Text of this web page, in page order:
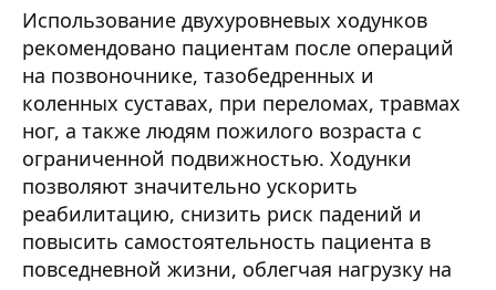
Использование двухуровневых ходунков
рекомендовано пациентам после операций
на позвоночнике, тазобедренных и
коленных суставах, при переломах, травмах
ног, а также людям пожилого возраста с
ограниченной подвижностью. Ходунки
позволяют значительно ускорить
реабилитацию, снизить риск падений и
повысить самостоятельность пациента в
повседневной жизни, облегчая нагрузку на